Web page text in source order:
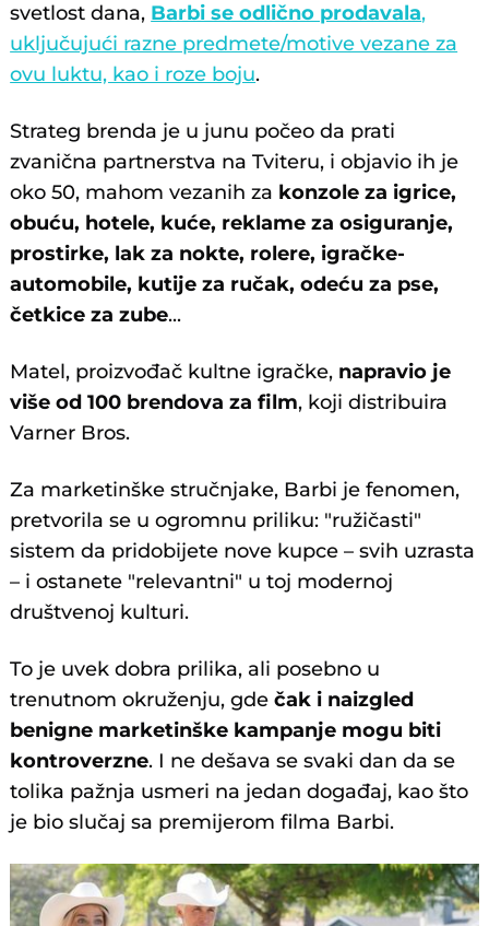
svetlost dana, Barbi se odlično prodavala,
uključujući razne predmete/motive vezane za
ovu luktu, kao i roze boju.
Strateg brenda je u junu počeo da prati
zvanična partnerstva na Tviteru, i objavio ih je
oko 50, mahom vezanih za konzole za igrice,
obuću, hotele, kuće, reklame za osiguranje,
prostirke, lak za nokte, rolere, igračke-
automobile, kutije za ručak, odeću za pse,
četkice za zube...
Matel, proizvođač kultne igračke, napravio je
više od 100 brendova za film, koji distribuira
Varner Bros.
Za marketinške stručnjake, Barbi je fenomen,
pretvorila se u ogromnu priliku: "ružičasti"
sistem da pridobijete nove kupce – svih uzrasta
– i ostanete "relevantni" u toj modernoj
društvenoj kulturi.
To je uvek dobra prilika, ali posebno u
trenutnom okruženju, gdečak i naizgled
benigne marketinške kampanje mogu biti
kontroverzne. I ne dešava se svaki dan da se
tolika pažnja usmeri na jedan događaj, kao što
je bio slučaj sa premijerom filma Barbi.